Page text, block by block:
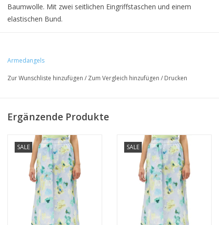
Baumwolle. Mit zwei seitlichen Eingriffstaschen und einem
elastischen Bund.
Armedangels
Zur Wunschliste hinzufügen / Zum Vergleich hinzufügen / Drucken
Ergänzende Produkte
SALE SALE